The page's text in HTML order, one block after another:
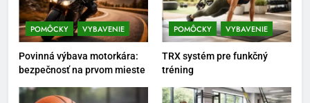
POMÔCKY VYBAVENIE
Povinná výbava motorkára:
POMÔCKY VYBAVENIE
TRX systém pre funkčný
8
Najlepšie doplnky pre
motocyklistov na dlhé trasy
ENERGIA VYBAVENIE